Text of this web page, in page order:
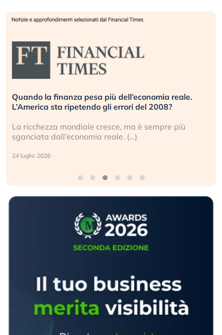
Russia e Cina pronti a spegnere Starlink. Gli
investitori stanno sottovalutando il rischio?
Gli investitori tech continuano a ignorare il rischio
geopolitico: il (…)
17 luglio 2026